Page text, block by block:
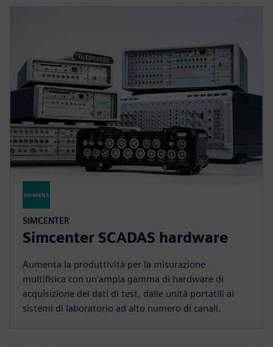
SIMCENTER
Simcenter SCADAS hardware
Aumenta la produttività per la misurazione
multifisica con un'ampia gamma di hardware di
acquisizione dei dati di test, dalle unità portatili ai
sistemi di laboratorio ad alto numero di canali.